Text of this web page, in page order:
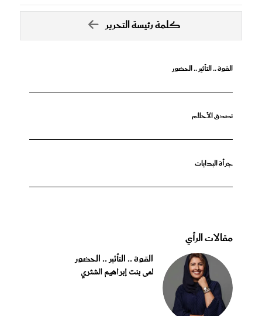
كلمة رئيسة التحرير
القوة .. التأثير .. الحضور
تصدق الأحلام
جرأة البدايات
مقالات الرأي
القوة .. التأثير .. الحضور
لمى بنت إبراهيم الشثري